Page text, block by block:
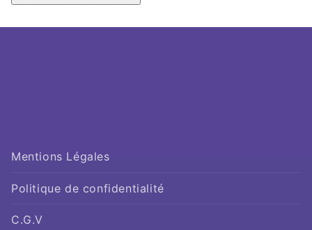
Mentions Légales
Politique de confidentialité
C.G.V